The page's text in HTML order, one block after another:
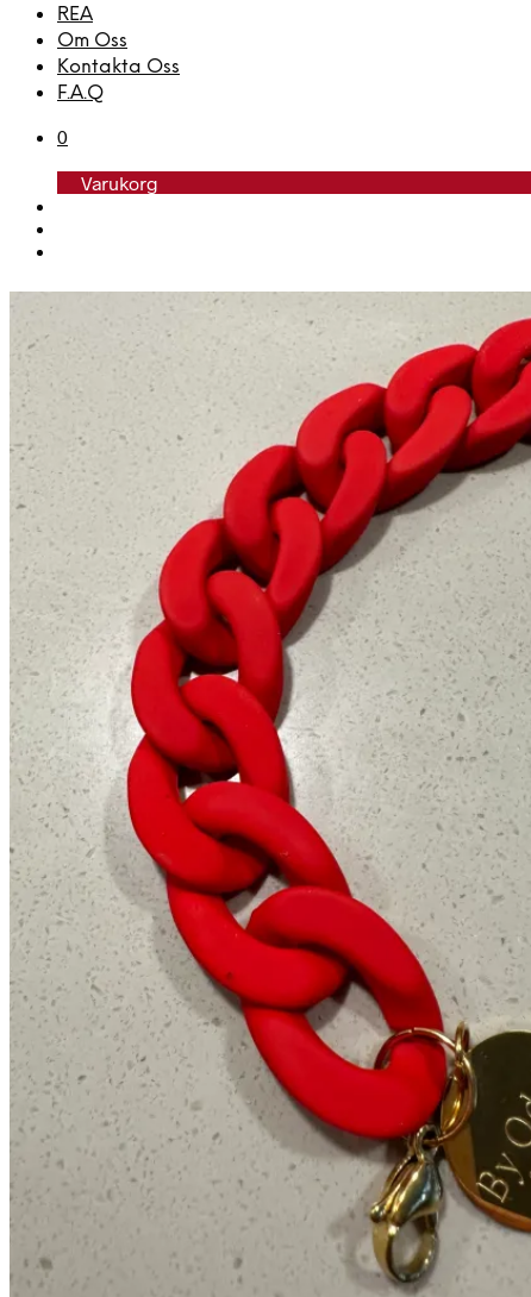
Vero Moda Girl
REA
Om Oss
Kontakta Oss
F.A.Q
0
Varukorg